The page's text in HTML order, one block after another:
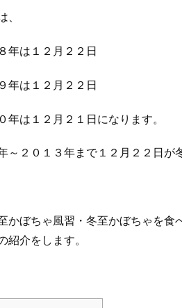
、
年は１２月２２日
年は１２月２２日
年は１２月２１日になります。
～２０１３年まで１２月２２日が
かぼちゃ風習・冬至かぼちゃを
紹介をします。